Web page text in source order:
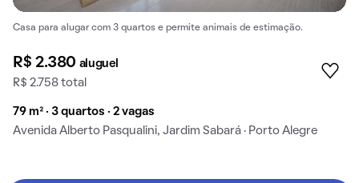
Casa para alugar com 3 quartos e permite animais de estimação.
R$ 2.380 aluguel
R$ 2.758 total
79 m² · 3 quartos · 2 vagas
Avenida Alberto Pasqualini, Jardim Sabará · Porto Alegre